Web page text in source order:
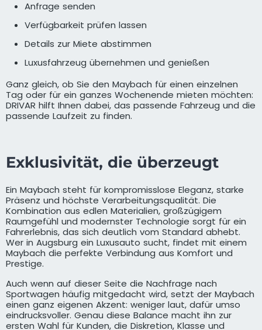
Anfrage senden
Verfügbarkeit prüfen lassen
Details zur Miete abstimmen
Luxusfahrzeug übernehmen und genießen
Ganz gleich, ob Sie den Maybach für einen einzelnen
Tag oder für ein ganzes Wochenende mieten möchten:
DRIVAR hilft Ihnen dabei, das passende Fahrzeug und die
passende Laufzeit zu finden.
Exklusivität, die überzeugt
Ein Maybach steht für kompromisslose Eleganz, starke
Präsenz und höchste Verarbeitungsqualität. Die
Kombination aus edlen Materialien, großzügigem
Raumgefühl und modernster Technologie sorgt für ein
Fahrerlebnis, das sich deutlich vom Standard abhebt.
Wer in Augsburg ein Luxusauto sucht, findet mit einem
Maybach die perfekte Verbindung aus Komfort und
Prestige.
Auch wenn auf dieser Seite die Nachfrage nach
Sportwagen häufig mitgedacht wird, setzt der Maybach
einen ganz eigenen Akzent: weniger laut, dafür umso
eindrucksvoller. Genau diese Balance macht ihn zur
ersten Wahl für Kunden, die Diskretion, Klasse und